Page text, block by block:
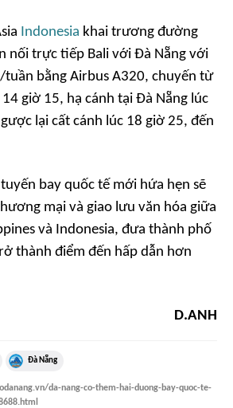
Indonesia khai trương đường
nối trực tiếp Bali với Đà Nẵng với
tuần bằng Airbus A320, chuyến từ
giờ 15, hạ cánh tại Đà Nẵng lúc
lại cất cánh lúc 18 giờ 25, đến
bay quốc tế mới hứa hẹn sẽ
mại và giao lưu văn hóa giữa
và Indonesia, đưa thành phố
thành điểm đến hấp dẫn hơn
D.ANH
Đà Nẵng
da-nang-co-them-hai-duong-bay-quoc-te-